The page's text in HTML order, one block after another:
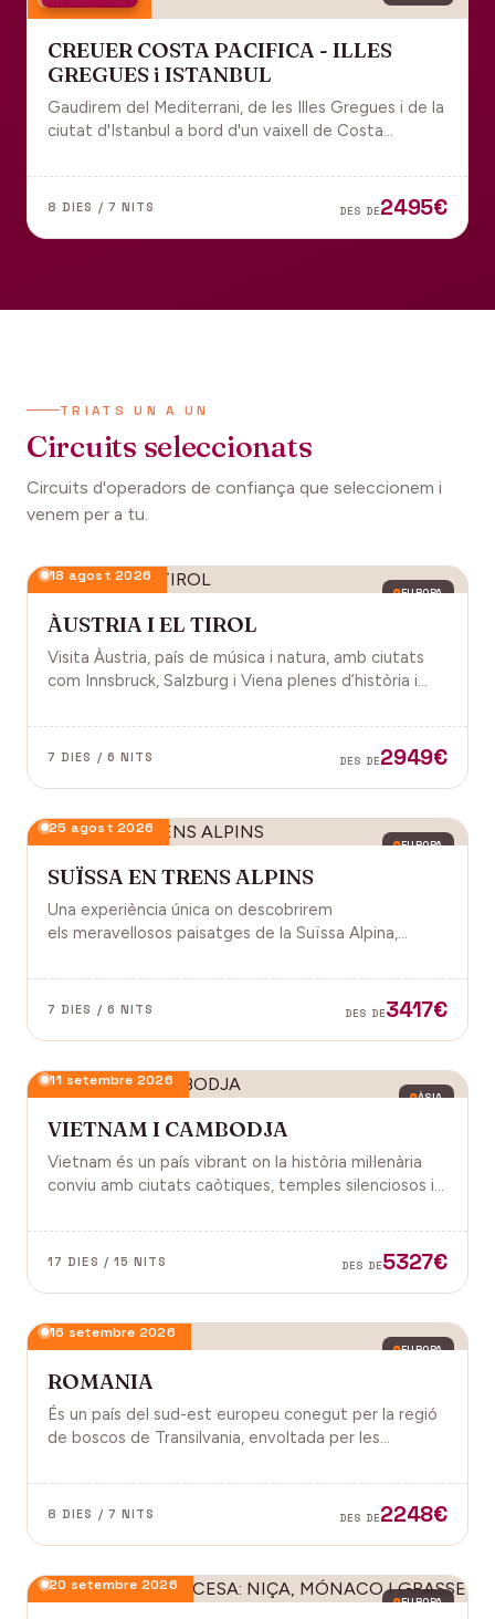
CREUER COSTA PACIFICA - ILLES
GREGUES i ISTANBUL
Gaudirem del Mediterrani, de les Illes Gregues i de la
ciutat d'Istanbul a bord d'un vaixell de Costa
8 DIES / 7 NITS DES DE2495€
TRIATS UN A UN
Circuits seleccionats
Circuits d'operadors de confiança que seleccionem i
venem per a tu.
EUROPA
18 agost 2026
ÀUSTRIA I EL TIROL
Visita Àustria, país de música i natura, amb ciutats
com Innsbruck, Salzburg i Viena plenes d’història i
7 DIES / 6 NITS DES DE2949€
EUROPA
25 agost 2026
SUÏSSA EN TRENS ALPINS
Una experiència única on descobrirem
els meravellosos paisatges de la Suïssa Alpina,
gastronomia i molt més!
7 DIES / 6 NITS DES DE3417€
ÀSIA
11 setembre 2026
VIETNAM I CAMBODJA
Vietnam és un país vibrant on la història mil·lenària
conviu amb ciutats caòtiques, temples silenciosos i
badies. Cambodja és un murmuri de selva i pedra
antiga, on els temples d'Angkor emergeixen entre
17 DIES / 15 NITS DES DE5327€
EUROPA
16 setembre 2026
ROMANIA
És un país del sud-est europeu conegut per la regió
de boscos de Transilvania, envoltada per les
segle XIV i el Castell de Peles.
8 DIES / 7 NITS DES DE2248€
EUROPA
20 setembre 2026